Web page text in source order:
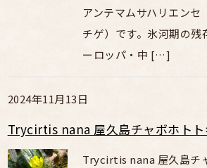
アンテマムサハリエンセ
チゲ）です。氷河期の残
ーロッパ・中 […]
2024年11月13日
Trycirtis nana 屋久島チャボホト
Trycirtis nana 屋久島チ